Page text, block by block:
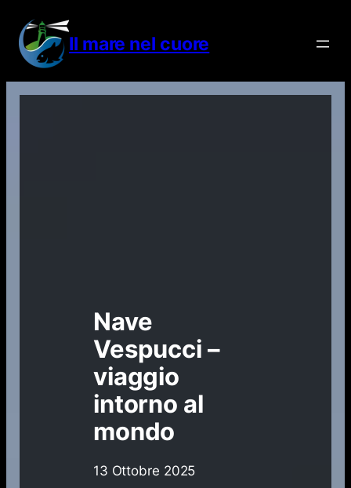
contenuto
Il mare nel cuore
Nave
Vespucci –
viaggio
intorno al
mondo
13 Ottobre 2025